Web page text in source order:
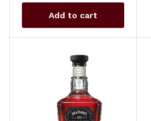
Add to cart